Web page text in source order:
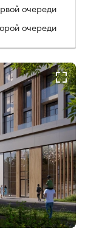
очереди
очереди